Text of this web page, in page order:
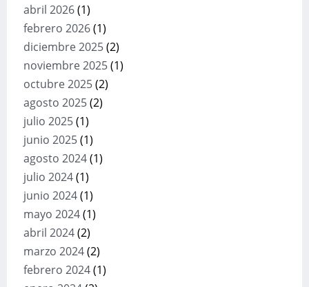
abril 2026(1)
febrero 2026(1)
diciembre 2025(2)
noviembre 2025(1)
octubre 2025(2)
agosto 2025(2)
julio 2025(1)
junio 2025(1)
agosto 2024(1)
julio 2024(1)
junio 2024(1)
mayo 2024(1)
abril 2024(2)
marzo 2024(2)
febrero 2024(1)